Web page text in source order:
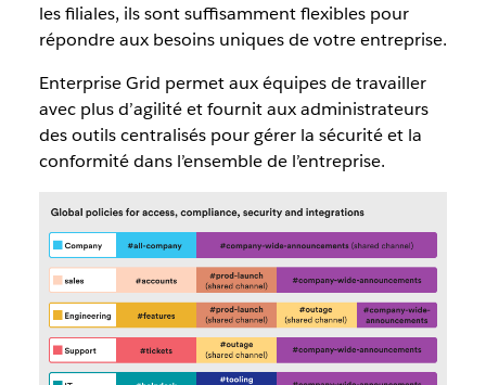
les filiales, ils sont suffisamment flexibles pour
répondre aux besoins uniques de votre entreprise.
Enterprise Grid permet aux équipes de travailler
avec plus d’agilité et fournit aux administrateurs
des outils centralisés pour gérer la sécurité et la
conformité dans l’ensemble de l’entreprise.